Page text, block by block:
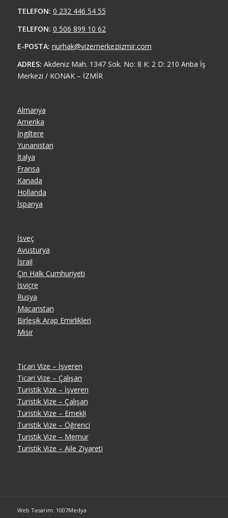
TELEFON: 0 232 446 54 55
TELEFON: 0 506 899 10 62
E-POSTA: nurhak@vizemerkeziizmir.com
ADRES: Akdeniz Mah. 1347 Sok. No: 8 K: 2 D: 210 Anba İş
Merkezi / KONAK – İZMİR
Almanya
Amerika
İngiltere
Yunanistan
İtalya
Fransa
Kanada
Hollanda
İspanya
İsveç
Avusturya
İsrail
Çin Halk Cumhuriyeti
İsviçre
Rusya
Macaristan
Birleşik Arap Emirlikleri
Mısır
Ticari Vize – İşveren
Ticari Vize – Çalışan
Turistik Vize – İşveren
Turistik Vize – Çalışan
Turistik Vize – Emekli
Turistik Vize – Öğrenci
Turistik Vize – Memur
Turistik Vize – Aile Ziyareti
Web Tasarım: 1007Medya